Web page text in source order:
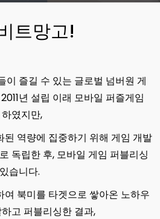
트망고!
이 즐길 수 있는 글로벌 넘버원 게
년 설립 이래 모바일 퍼즐게임
였지만,
된 역량에 집중하기 위해 게임 개발
독립한 후, 모바일 게임 퍼블리싱
습니다.
여 북미를 타겟으로 쌓아온 노하우
고 퍼블리싱한 결과,